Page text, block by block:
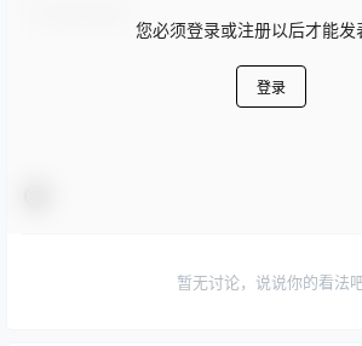
您必须登录或注册以后才能发
登录
暂无讨论，说说你的看法